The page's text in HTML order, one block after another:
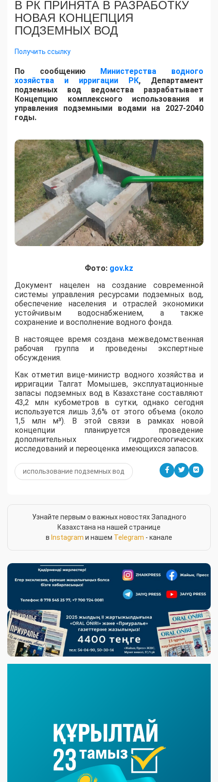
В РК ПРИНЯТА В РАЗРАБОТКУ
НОВАЯ КОНЦЕПЦИЯ
ПОДЗЕМНЫХ ВОД
Получить ссылку
По сообщению
Министерства водного
хозяйства и ирригации РК, Департамент
подземных вод ведомства разрабатывает
Концепцию комплексного использования и
управления подземными водами на 2027-2040
годы.
Фото: gov.kz
​Документ нацелен на создание современной
системы управления ресурсами подземных вод,
обеспечение населения и отраслей экономики
устойчивым водоснабжением, а также
сохранение и восполнение водного фонда.
В настоящее время создана межведомственная
рабочая группа и проведены экспертные
обсуждения.
Как отметил вице-министр водного хозяйства и
ирригации Талгат Момышев, эксплуатационные
запасы подземных вод в Казахстане составляют
43,2 млн кубометров в сутки, однако сегодня
используется лишь 3,6% от этого объема (около
1,5 млн м³). В этой связи в рамках новой
концепции планируется проведение
дополнительных гидрогеологических
исследований и переоценка имеющихся запасов.
использование подземных вод
Узнайте первым о важных новостях Западного
Казахстана на нашей странице
в Instagram и нашем Telegram - канале